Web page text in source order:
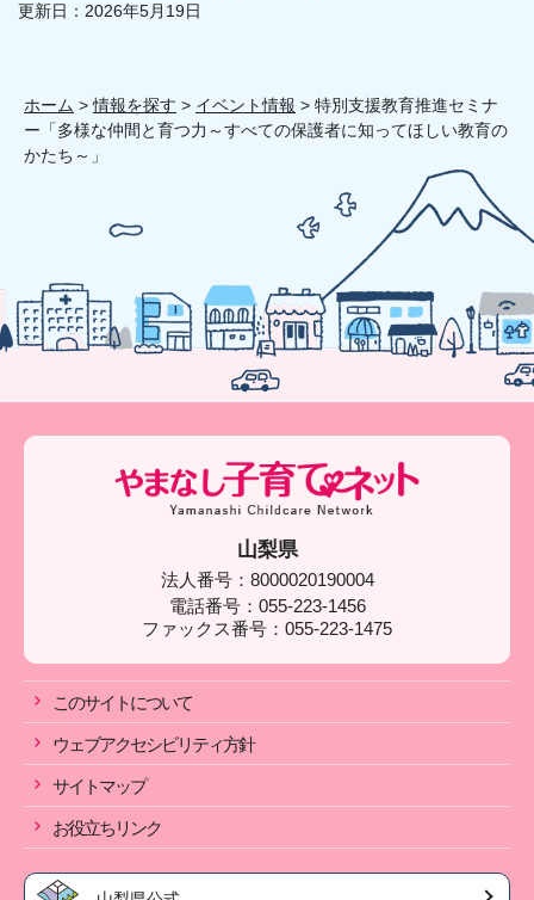
更新日：2026年5月19日
ホーム >情報を探す > イベント情報 > 特別支援教育推進セミナ
ー「多様な仲間と育つ力～すべての保護者に知ってほしい教育の
かたち～」
山梨県
法人番号：8000020190004
電話番号：055-223-1456
ファックス番号：055-223-1475
このサイトについて
ウェブアクセシビリティ方針
サイトマップ
お役立ちリンク